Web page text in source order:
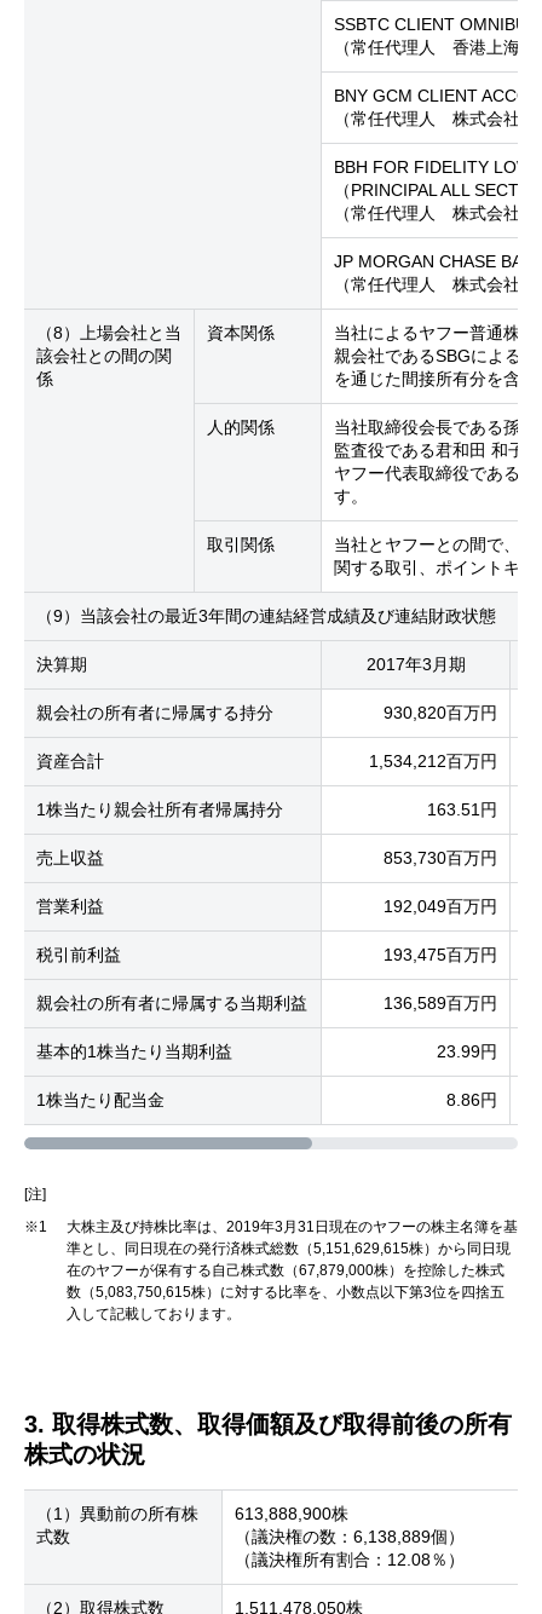
SSBTC CLIENT
（常任代理人 香港上海銀
BNY GCM CLIENT
（常任代理人 株式会社三
BBH FOR FIDELITY
（PRINCIPAL ALL
（常任代理人 株式会社三
JP MORGAN CHASE
（常任代理人 株式会社
（8）上場会社と当
該会社との間の関
係
資本関係
当社によるヤフー普通株
親会社であるSBGによる
を通じた間接所有分を含
人的関係
当社取締役会長である孫
監査役である君和田 和子
ヤフー代表取締役である
す。
取引関係
当社とヤフーとの間で、
関する取引、ポイントキ
（9）当該会社の最近3年間の連結経営成績及び連結財政状態
決算期 2017年3月期
親会社の所有者に帰属する持分 930,820百万円
資産合計 1,534,212百万円
1株当たり親会社所有者帰属持分 163.51円
売上収益 853,730百万円
営業利益 192,049百万円
税引前利益 193,475百万円
親会社の所有者に帰属する当期利益 136,589百万円
基本的1株当たり当期利益 23.99円
1株当たり配当金 8.86円
[注]
※1
大株主及び持株比率は、2019年3月31日現在のヤフーの株主名簿を基
準とし、同日現在の発行済株式総数（5,151,629,615株）から同日現
在のヤフーが保有する自己株式数（67,879,000株）を控除した株式
数（5,083,750,615株）に対する比率を、小数点以下第3位を四捨五
入して記載しております。
3. 取得株式数、取得価額及び取得前後の所有
株式の状況
（1）異動前の所有株
式数
613,888,900株
（議決権の数：6,138,889個）
（議決権所有割合：12.08％）
（2）取得株式数 1,511,478,050株